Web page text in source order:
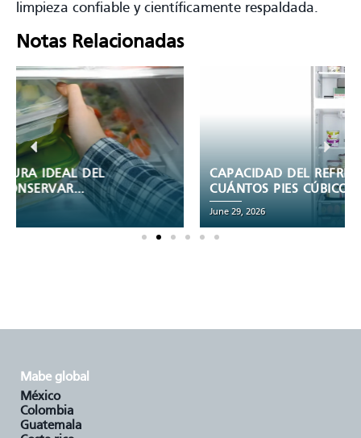
limpieza confiable y científicamente respaldada.
Notas Relacionadas
CAPACIDAD DEL REFRIGERADOR:
CUÁNTOS PIES CÚBICOS NECESITA TU
FAMILIA
mabe global
méxico
colombia
guatemala